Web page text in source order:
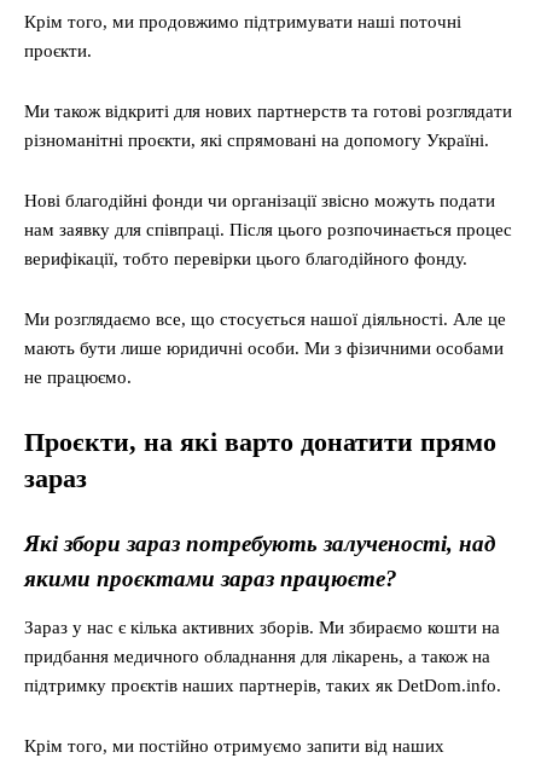
Крім того, ми продовжимо підтримувати наші поточні
проєкти.
Ми також відкриті для нових партнерств та готові розглядати
різноманітні проєкти, які спрямовані на допомогу Україні.
Нові благодійні фонди чи організації звісно можуть подати
нам заявку для співпраці. Після цього розпочинається процес
верифікації, тобто перевірки цього благодійного фонду.
Ми розглядаємо все, що стосується нашої діяльності. Але це
мають бути лише юридичні особи. Ми з фізичними особами
не працюємо.
Проєкти, на які варто донатити прямо
зараз
Які збори зараз потребують залученості, над
якими проєктами зараз працюєте?
Зараз у нас є кілька активних зборів. Ми збираємо кошти на
придбання медичного обладнання для лікарень, а також на
підтримку проєктів наших партнерів, таких як DetDom.info.
Крім того, ми постійно отримуємо запити від наших